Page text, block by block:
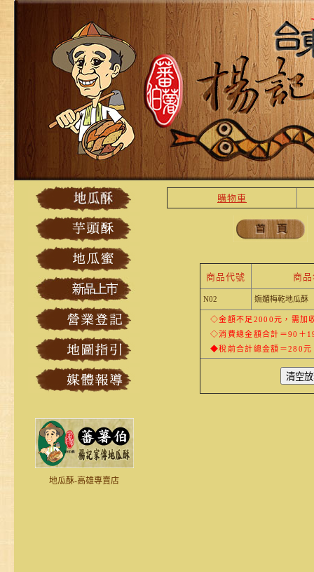
地瓜酥-高雄專賣店
購物車
商品代號 商
N02 嫵媚梅乾地瓜酥
◇金額不足2000元，需加
◇消費總金額合計＝90＋
◆稅前合計總金額＝280元